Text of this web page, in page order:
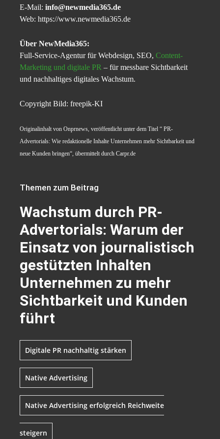
E-Mail: info@newmedia365.de
Web: https://www.newmedia365.de
Über NewMedia365:
Full-Service-Agentur für Webdesign, SEO, Content-
Marketing und digitale PR – für messbare Sichtbarkeit
und nachhaltiges digitales Wachstum.
Copyright Bild: freepik-KI
Originalinhalt von Onprnews, veröffentlicht unter dem Titel “ PR-
Advertorials: Wie redaktionelle Inhalte Unternehmen mehr Sichtbarkeit und
neue Kunden bringen“, übermittelt durch Carpr.de
Themen zum Beitrag
Wachstum durch PR-
Advertorials: Warum der
Einsatz von journalistisch
gestützten Inhalten
Unternehmen zu mehr
Sichtbarkeit und Kunden
führt
Digitale PR nachhaltig stärken
Native Advertising
Native Advertising erfolgreich Reichweite
steigern